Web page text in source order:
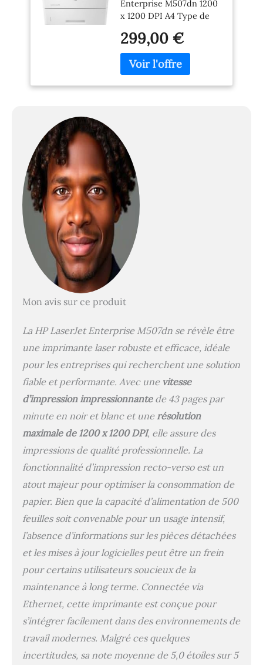
Enterprise M507dn 1200
x 1200 DPI A4 Type de
299,00 €
Mon avis sur ce produit
La HP LaserJet Enterprise M507dn se révèle être
une imprimante laser robuste et efficace, idéale
pour les entreprises qui recherchent une solution
fiable et performante. Avec une vitesse
d’impression impressionnantede 43 pages par
minute en noir et blanc et unerésolution
maximale de 1200 x 1200 DPI, elle assure des
impressions de qualité professionnelle. La
fonctionnalité d’impression recto-verso est un
atout majeur pour optimiser la consommation de
papier. Bien que la capacité d’alimentation de 500
feuilles soit convenable pour un usage intensif,
l’absence d’informations sur les pièces détachées
et les mises à jour logicielles peut être un frein
pour certains utilisateurs soucieux de la
maintenance à long terme. Connectée via
Ethernet, cette imprimante est conçue pour
s’intégrer facilement dans des environnements de
travail modernes. Malgré ces quelques
incertitudes, sa note moyenne de 5,0 étoiles sur 5